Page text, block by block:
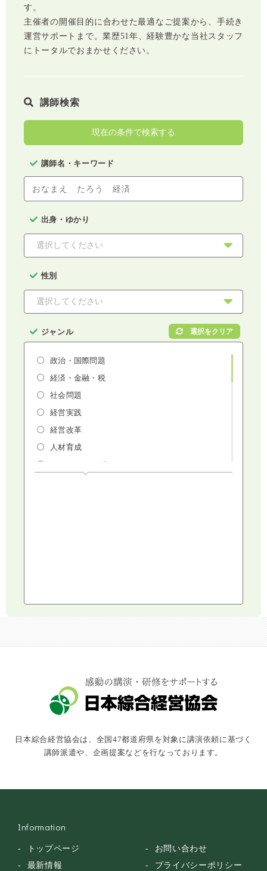
す。
主催者の開催目的に合わせた最適なご提案から、手続き
運営サポートまで。業歴51年、経験豊かな当社スタッフ
にトータルでおまかせください。
講師検索
現在の条件で検索する
講師名・キーワード
出身・ゆかり
性別
ジャンル
政治・国際問題
経済・金融・税
社会問題
経営実践
経営改革
人材育成
マーケティング
コミュニケーション・話し方
キャスター・アナウンサー
俳優・タレント・モデル
落語・講談・色物
安全大会
日本綜合経営協会は、全国47都道府県を対象に講演依頼に基づく
講師派遣や、企画提案などを行なっております。
Information
トップページ
最新情報
お問い合わせ
プライバシーポリシー